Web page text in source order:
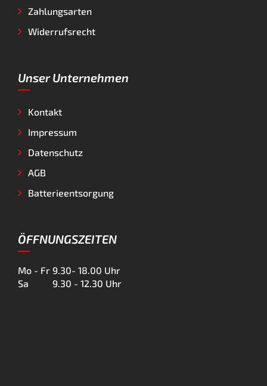
Zahlungsarten
Widerrufsrecht
Unser Unternehmen
Kontakt
Impressum
Datenschutz
AGB
Batterieentsorgung
ÖFFNUNGSZEITEN
Mo - Fr 9.30- 18.00 Uhr
Sa
9.30 - 12.30 Uhr